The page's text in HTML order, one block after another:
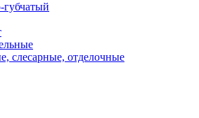
слесарные, отделочные